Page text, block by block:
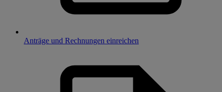
Anträge und Rechnungen einreichen